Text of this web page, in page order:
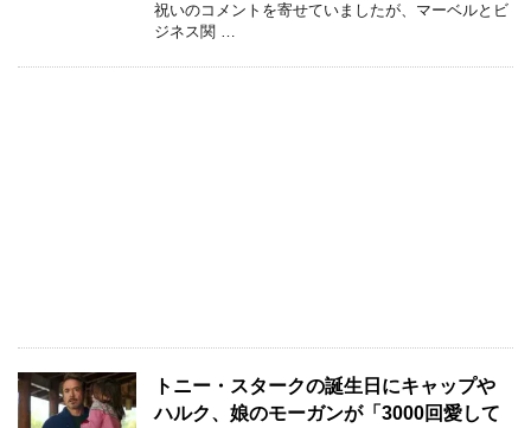
祝いのコメントを寄せていましたが、マーベルとビ
ジネス関 …
トニー・スタークの誕生日にキャップや
ハルク、娘のモーガンが「3000回愛して